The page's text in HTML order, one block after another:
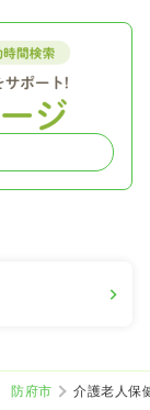
防府市
介護老人保